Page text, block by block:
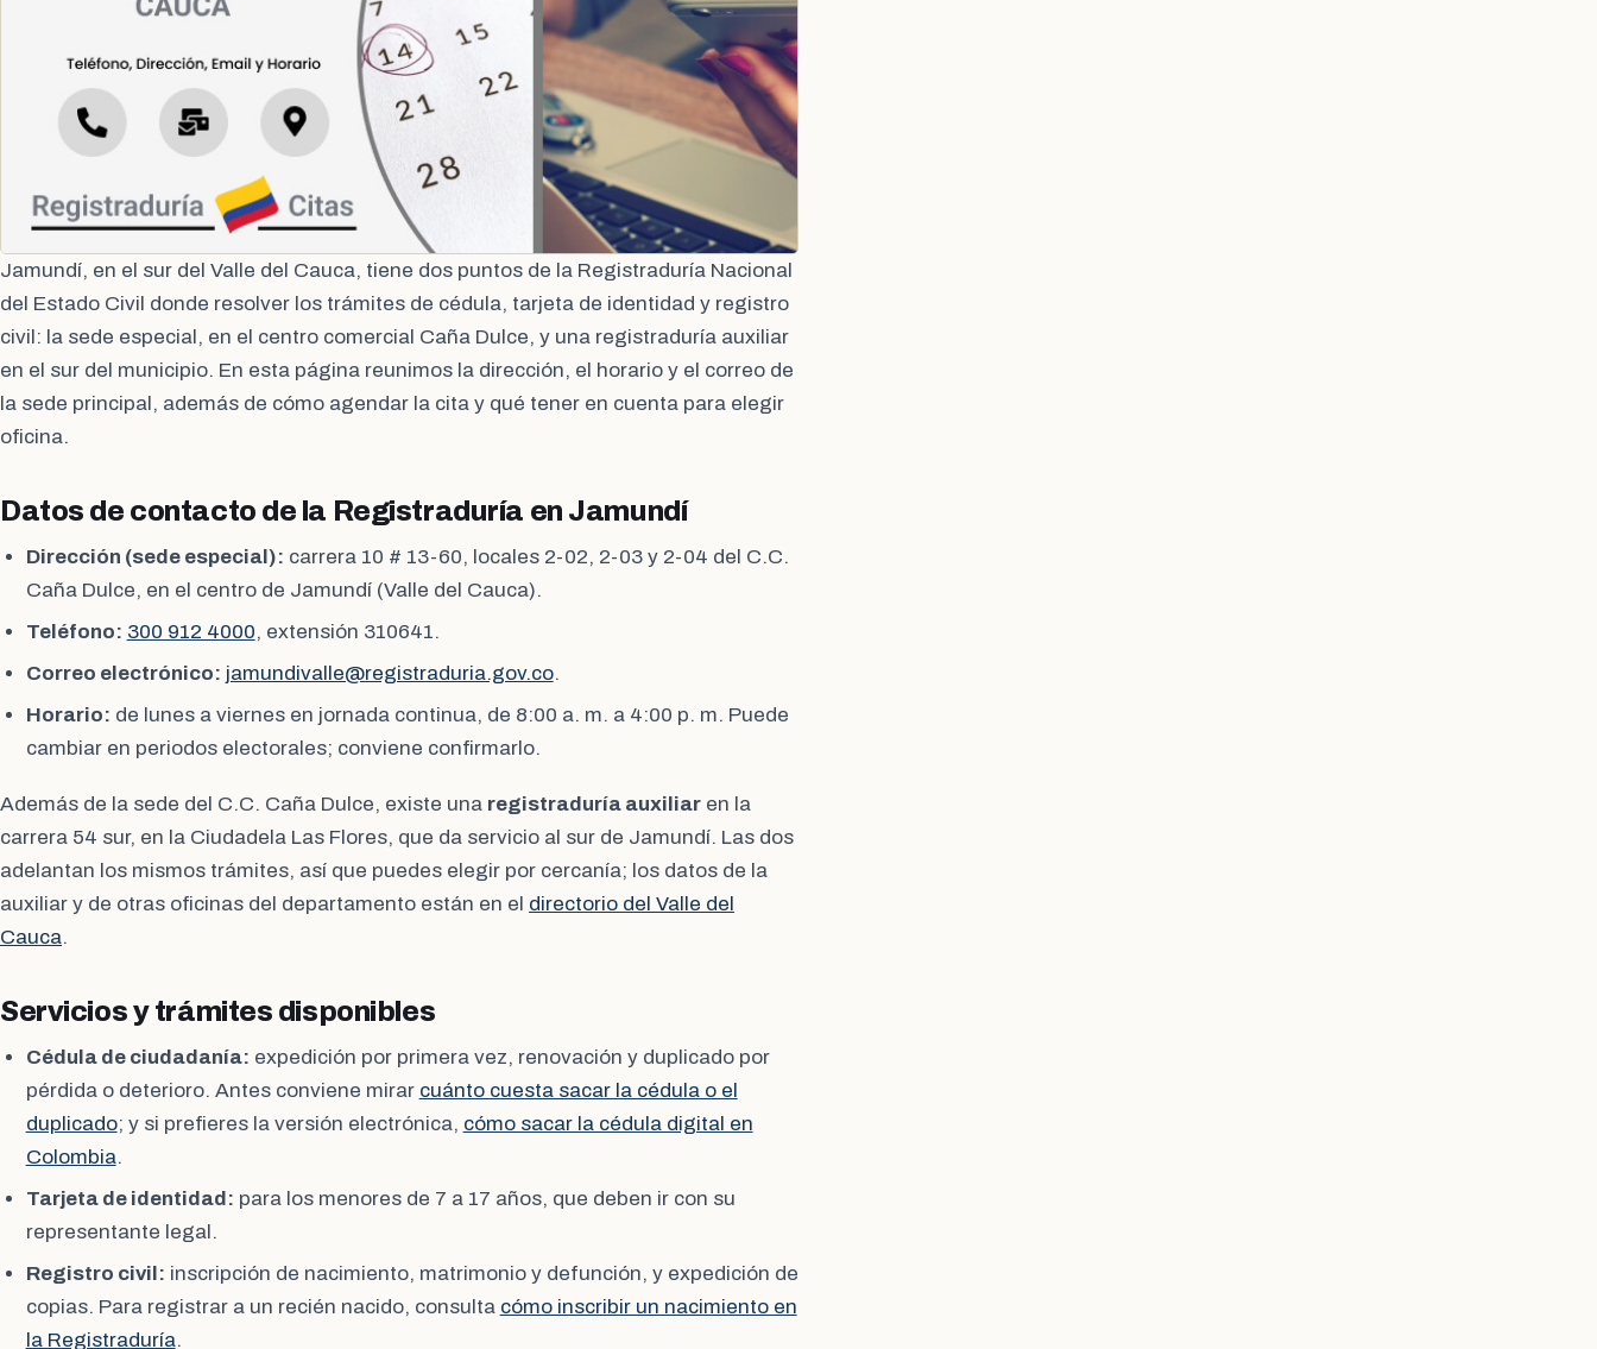
Jamundí, en el sur del Valle del Cauca, tiene dos puntos de la Registraduría Nacional
del Estado Civil donde resolver los trámites de cédula, tarjeta de identidad y registro
civil: la sede especial, en el centro comercial Caña Dulce, y una registraduría auxiliar
en el sur del municipio. En esta página reunimos la dirección, el horario y el correo de
la sede principal, además de cómo agendar la cita y qué tener en cuenta para elegir
oficina.
Datos de contacto de la Registraduría en Jamundí
Dirección (sede especial): carrera 10 # 13-60, locales 2-02, 2-03 y 2-04 del C.C.
Caña Dulce, en el centro de Jamundí (Valle del Cauca).
Teléfono: 300 912 4000, extensión 310641.
Correo electrónico: jamundivalle@registraduria.gov.co.
Horario: de lunes a viernes en jornada continua, de 8:00 a. m. a 4:00 p. m. Puede
cambiar en periodos electorales; conviene confirmarlo.
Además de la sede del C.C. Caña Dulce, existe una registraduría auxiliar en la
carrera 54 sur, en la Ciudadela Las Flores, que da servicio al sur de Jamundí. Las dos
adelantan los mismos trámites, así que puedes elegir por cercanía; los datos de la
auxiliar y de otras oficinas del departamento están en el directorio del Valle del
Cauca.
Servicios y trámites disponibles
Cédula de ciudadanía: expedición por primera vez, renovación y duplicado por
pérdida o deterioro. Antes conviene mirar cuánto cuesta sacar la cédula o el
duplicado; y si prefieres la versión electrónica, cómo sacar la cédula digital en
Colombia.
Tarjeta de identidad: para los menores de 7 a 17 años, que deben ir con su
representante legal.
Registro civil: inscripción de nacimiento, matrimonio y defunción, y expedición de
copias. Para registrar a un recién nacido, consulta cómo inscribir un nacimiento en
la Registraduría.